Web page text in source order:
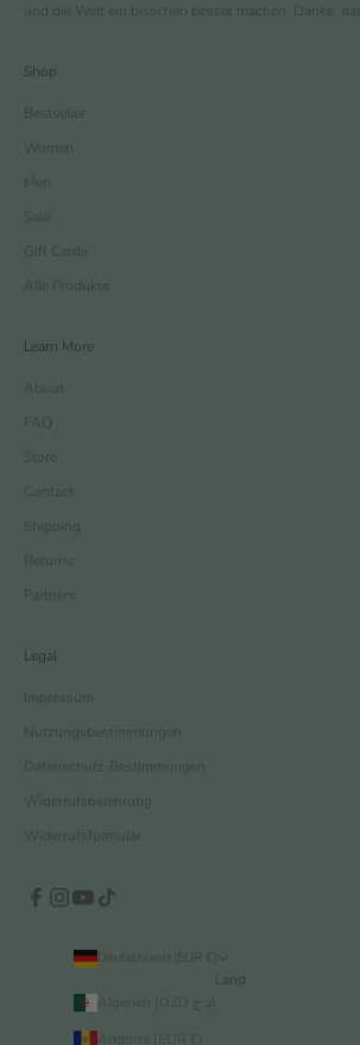
und die Welt ein bisschen besser machen. Danke,
Shop
Bestseller
Women
Men
Sale
Gift Cards
Alle Produkte
Learn More
About
FAQ
Store
Contact
Shipping
Returns
Partners
Legal
Impressum
Nutzungsbestimmungen
Datenschutz-Bestimmungen
Widerrufsbelehrung
Widerrufsformular
Deutschland (EUR €)
Land
Andorra (EUR €)